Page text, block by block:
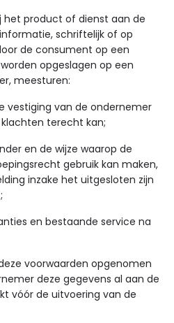
product of dienst aan de
schriftelijk of op
de consument op een
opgeslagen op een
meesturen:
vestiging van de ondernemer
terecht kan;
en de wijze waarop de
gebruik kan maken,
inzake het uitgesloten zijn
en bestaande service na
voorwaarden opgenomen
deze gegevens al aan de
vóór de uitvoering van de